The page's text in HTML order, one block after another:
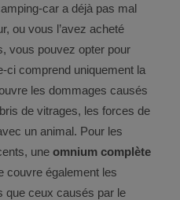
car a déjà pas mal
ou vous l’avez acheté
vous pouvez opter pour
ci comprend uniquement la
les dommages causés
de vitrages, les forces de
un animal. Pour les
une omnium complète
couvre également les
que ceux causés par le